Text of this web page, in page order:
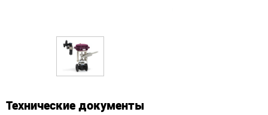
Технические документы